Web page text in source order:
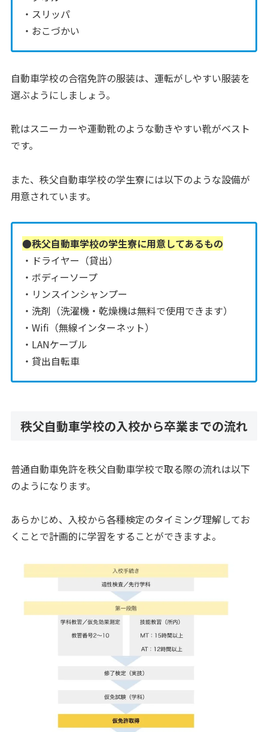
・スリッパ
・おこづかい
自動車学校の合宿免許の服装は、運転がしやすい服装を
選ぶようにしましょう。
靴はスニーカーや運動靴のような動きやすい靴がベスト
です。
また、秩父自動車学校の学生寮には以下のような設備が
用意されています。
●秩父自動車学校の学生寮に用意してあるもの
・ドライヤー（貸出）
・ボディーソープ
・リンスインシャンプー
・洗剤（洗濯機・乾燥機は無料で使用できます）
・Wifi（無線インターネット）
・LANケーブル
・貸出自転車
秩父自動車学校の入校から卒業までの流れ
普通自動車免許を秩父自動車学校で取る際の流れは以下
のようになります。
あらかじめ、入校から各種検定のタイミング理解してお
くことで計画的に学習をすることができますよ。